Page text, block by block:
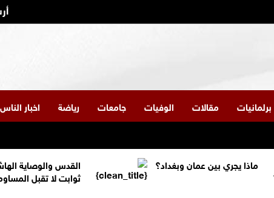
برلمانيات مقالات الوفيات جامعات رياضة اخبار الناس
ماذا يجري بين عمان وبغداد؟
القدس والوصاية
ثوابت لا تقبل